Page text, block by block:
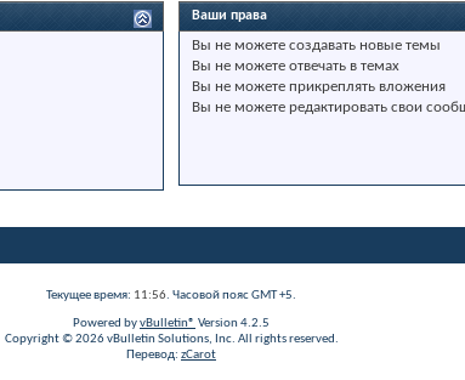
Ваши права
Вы не можете создавать новые темы
Вы не можете отвечать в темах
Вы не можете прикреплять вложения
Вы не можете редактировать свои
Текущее время: 11:56. Часовой пояс GMT +5.
Powered byvBulletin® Version 4.2.5
Copyright © 2026 vBulletin Solutions, Inc. All rights reserved.
Перевод: zCarot